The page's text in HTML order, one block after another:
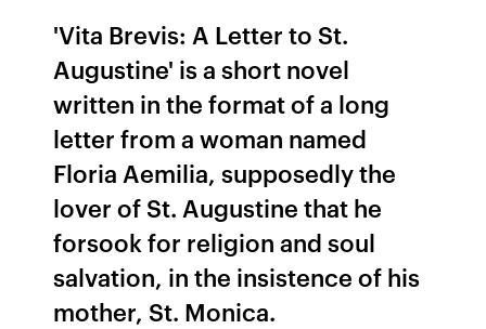
'Vita Brevis: A Letter to St.
Augustine' is a short novel
written in the format of a long
letter from a woman named
Floria Aemilia, supposedly the
lover of St. Augustine that he
forsook for religion and soul
salvation, in the insistence of his
mother, St. Monica.